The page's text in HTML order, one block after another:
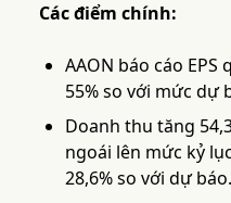
Các điểm chính:
AAON báo cáo EPS
55% so với mức dự
Doanh thu tăng
ngoái lên mức kỷ
28,6% so với dự báo.